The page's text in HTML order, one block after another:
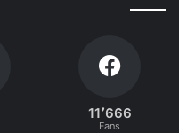
11٬666
Fans